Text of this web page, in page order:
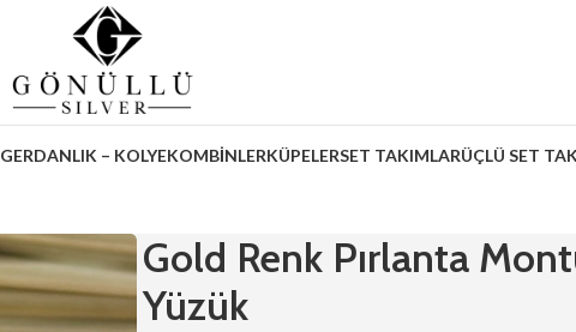
GERDANLIK – KOLYEKOMBİNLERKÜPELERSET TAKIMLARÜÇLÜ SET
Gold Renk Pırlanta
Yüzük